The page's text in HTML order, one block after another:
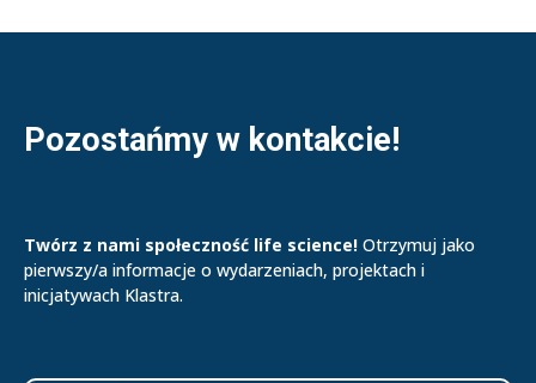
Pozostańmy w kontakcie!
Twórz z nami społeczność life science! Otrzymuj jako
pierwszy/a informacje o wydarzeniach, projektach i
inicjatywach Klastra.